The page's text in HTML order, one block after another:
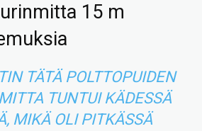
15 m
TÄTÄ POLTTOPUIDEN
TUNTUI KÄDESSÄ
MIKÄ OLI PITKÄSSÄ